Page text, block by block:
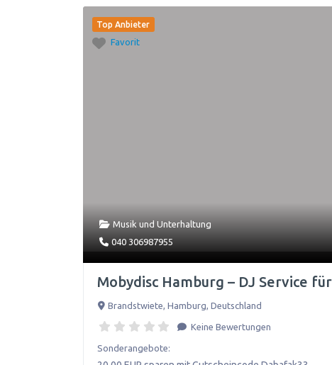
Top Anbieter
Favorit
Musik und Unterhaltung
040 306987955
Mobydisc Hamburg – DJ Service
Brandstwiete Hamburg Deutschland
Keine Bewertungen
Sonderangebote: